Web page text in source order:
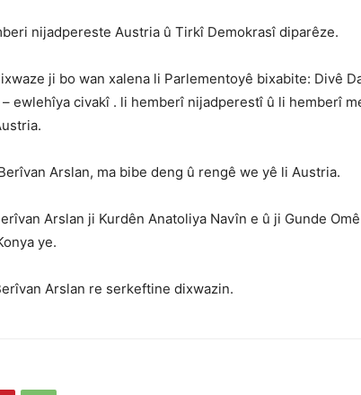
nijadpereste Austria û Tirkî Demokrasî diparêze.
ji bo wan xalena li Parlementoyê bixabite: Divê
ewlehîya civakî . li hemberî nijadperestî û li hemberî
Arslan, ma bibe deng û rengê we yê li Austria.
Arslan ji Kurdên Anatoliya Navîn e û ji Gunde
ye.
Arslan re serkeftine dixwazin.